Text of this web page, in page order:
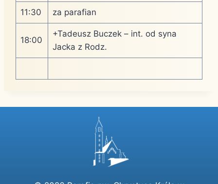
11:30 za parafian
18:00
+Tadeusz Buczek – int. od syna
Jacka z Rodz.